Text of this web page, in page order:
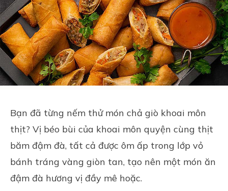
Bạn đã từng nếm thử món chả giò khoai môn
thịt? Vị béo bùi của khoai môn quyện cùng thịt
băm đậm đà, tất cả được ôm ấp trong lớp vỏ
bánh tráng vàng giòn tan, tạo nên một món ăn
đậm đà hương vị đầy mê hoặc.